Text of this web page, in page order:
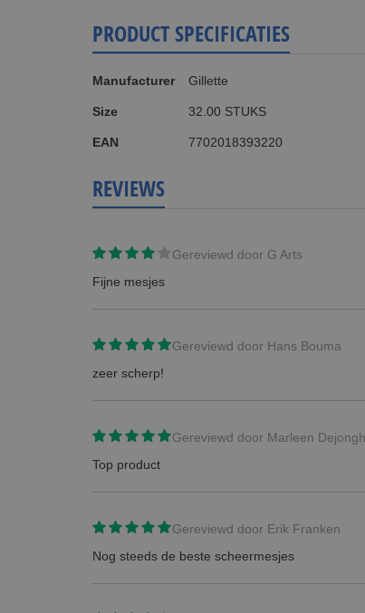
PRODUCT SPECIFICATIES
informatie
Manufacturer Gillette
Size 32.00 STUKS
EAN 7702018393220
REVIEWS
Gereviewd door G Arts
Fijne mesjes
Gereviewd door Hans Bouma
zeer scherp!
Gereviewd door Marleen
Top product
Gereviewd door Erik Franken
Nog steeds de beste scheermesjes